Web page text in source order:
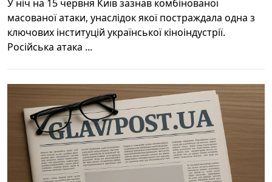
У ніч на 15 червня Київ зазнав комбінованої
масованої атаки, унаслідок якої постраждала одна з
ключових інституцій української кіноіндустрії.
Російська атака ...